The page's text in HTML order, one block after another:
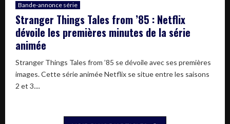
Bande-annonce série
Stranger Things Tales from ’85 : Netflix
dévoile les premières minutes de la série
animée
Stranger Things Tales from ’85 se dévoile avec ses premières
images. Cette série animée Netflix se situe entre les saisons
2 et 3....